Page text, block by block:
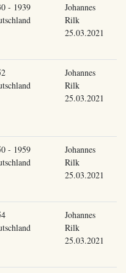
- 1939
Johannes
Rilk
25.03.2021
Johannes
Rilk
25.03.2021
- 1959
Johannes
Rilk
25.03.2021
Johannes
Rilk
25.03.2021